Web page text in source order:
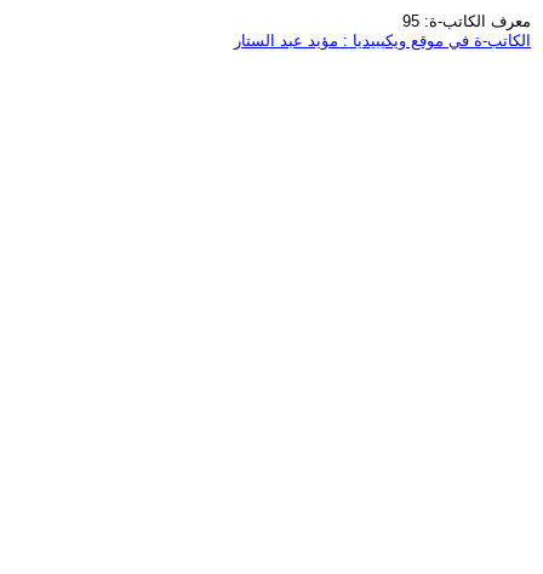
معرف الكاتب-ة: 95
الكاتب-ة في موقع ويكيبيديا : مؤيد عبد الستار